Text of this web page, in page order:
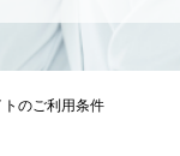
トのご利用条件